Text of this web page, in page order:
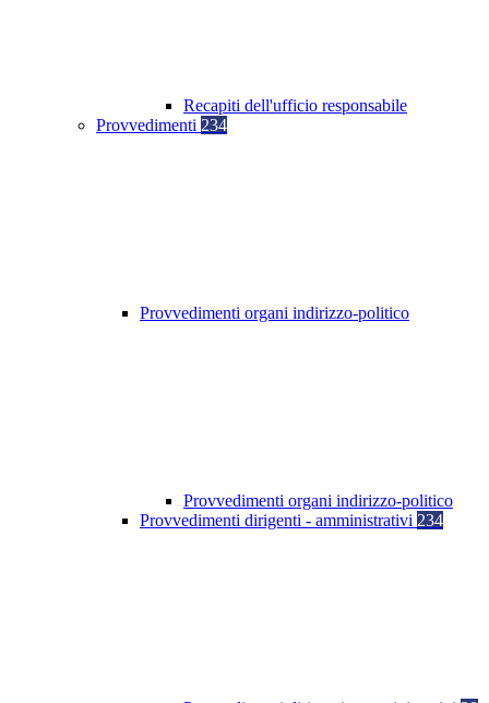
Recapiti dell'ufficio responsabile
Provvedimenti 234
Provvedimenti organi indirizzo-politico
Provvedimenti organi indirizzo-politico
Provvedimenti dirigenti - amministrativi 234